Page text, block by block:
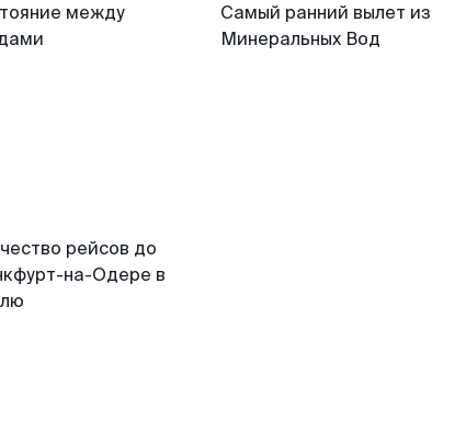
между
Самый ранний вылет из
Минеральных Вод
рейсов до
на-Одере в